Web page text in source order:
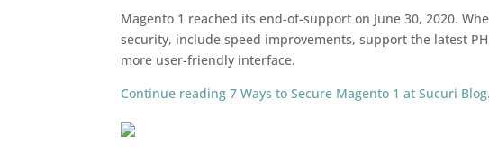
Magento 1 reached its end-of-support on June 30, 2020.
security, include speed improvements, support the latest
more user-friendly interface.
Continue reading 7 Ways to Secure Magento 1 at Sucuri Blog.